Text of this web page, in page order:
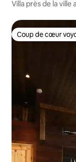
Villa près de la
Coup de cœur
Coup de cœur